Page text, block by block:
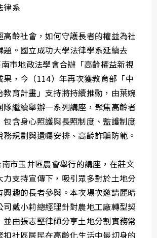
律系
高齡社會，如何守護長者的權益為社
題。國立成功大學法律學系延續去
南市地政法學會合辦「高齡權益新視
果，今（114）年再次獲教育部「中
教育計畫」支持將持續推動，由葉婉
隊繼續舉辦一系列講座，聚焦高齡者
包含身心照護與長照制度、監護制度
規劃與遺囑安排、高齡詐騙防範。
市玉井區農會舉行的講座，在莊文
力支持宣傳下，吸引眾多對於土地分
興趣的長者參與。本次場次邀請麗晴
司戴小莉總經理針對農地工廠轉型契
並由張志堅律師分享土地分割實務常
扣社區居民在高齡化生活中最切身的